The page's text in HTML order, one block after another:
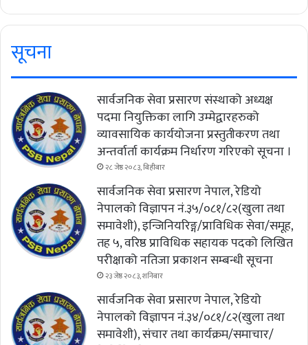
सूचना
सार्वजनिक सेवा प्रसारण संस्थाको अध्यक्ष
पदमा नियुक्तिका लागि उम्मेद्वारहरुको
व्यावसायिक कार्ययोजना प्रस्तुतीकरण तथा
अन्तर्वार्ता कार्यक्रम निर्धारण गरिएको सूचना ।
२८ जेष्ठ २०८३, बिहीबार
सार्वजनिक सेवा प्रसारण नेपाल, रेडियो
नेपालको विज्ञापन नं.३५/०८१/८२(खुला तथा
समावेशी), इन्जिनियरिङ्ग/प्राविधिक सेवा/समूह,
तह ५, वरिष्ठ प्राविधिक सहायक पदको लिखित
परीक्षाको नतिजा प्रकाशन सम्बन्धी सूचना
२३ जेष्ठ २०८३, शनिबार
सार्वजनिक सेवा प्रसारण नेपाल, रेडियो
नेपालको विज्ञापन नं.३४/०८१/८२(खुला तथा
समावेशी), संचार तथा कार्यक्रम/समाचार/